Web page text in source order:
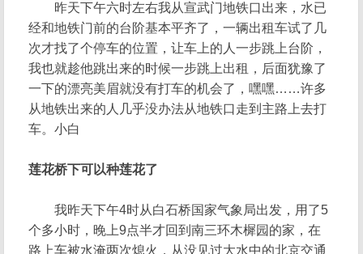
昨天下午六时左右我从宣武门地铁口出来，水已
经和地铁门前的台阶基本平齐了，一辆出租车试了几
次才找了个停车的位置，让车上的人一步跳上台阶，
我也就趁他跳出来的时候一步跳上出租，后面犹豫了
一下的漂亮美眉就没有打车的机会了，嘿嘿……许多
从地铁出来的人几乎没办法从地铁口走到主路上去打
车。小白
莲花桥下可以种莲花了
我昨天下午4时从白石桥国家气象局出发，用了5
个多小时，晚上9点半才回到南三环木樨园的家，在
路上车被水淹两次熄火，从没见过大水中的北京交通